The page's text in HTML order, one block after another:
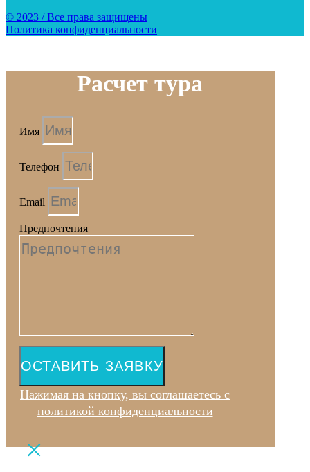
© 2023 / Все права защищены
Политика конфиденциальности
Расчет тура
Имя
Телефон
Email
Предпочтения
ОСТАВИТЬ ЗАЯВКУ
Нажимая на кнопку, вы соглашаетесь с
политикой конфиденциальности